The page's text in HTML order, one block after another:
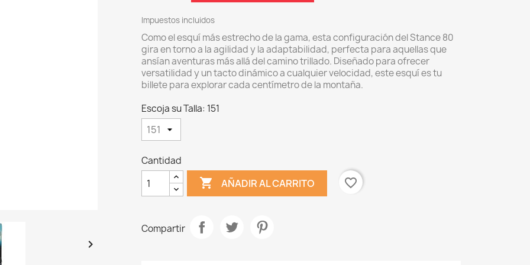

Impuestos incluidos
Como el esquí más estrecho de la gama, esta configuración del Stance 80
gira en torno a la agilidad y la adaptabilidad, perfecta para aquellas que
ansían aventuras más allá del camino trillado. Diseñado para ofrecer
versatilidad y un tacto dinámico a cualquier velocidad, este esquí es tu
billete para explorar cada centímetro de la montaña.
Escoja su Talla: 151
Cantidad
 AÑADIR AL CARRITO favorite_border
Compartir